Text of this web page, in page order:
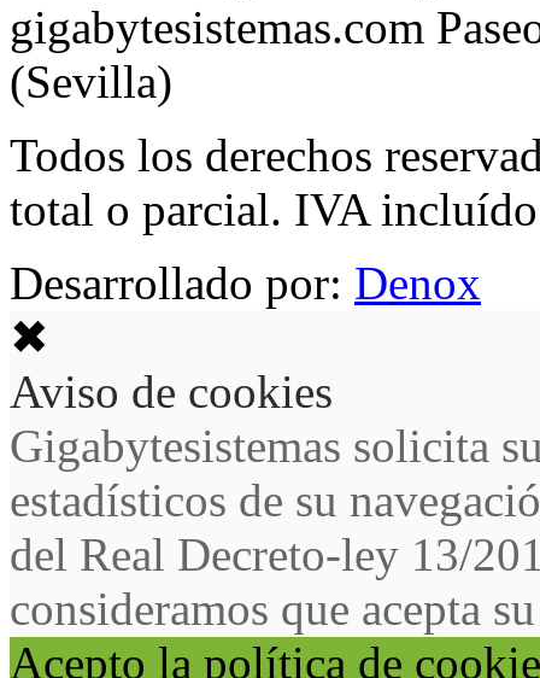
gigabytesistemas.com
(Sevilla)
Todos los derechos
total o parcial. IVA
Desarrollado por: Denox
✖
Aviso de cookies
Gigabytesistemas solicita
estadísticos de su
del Real Decreto-ley 13/
consideramos que acepta
Acepto la política de